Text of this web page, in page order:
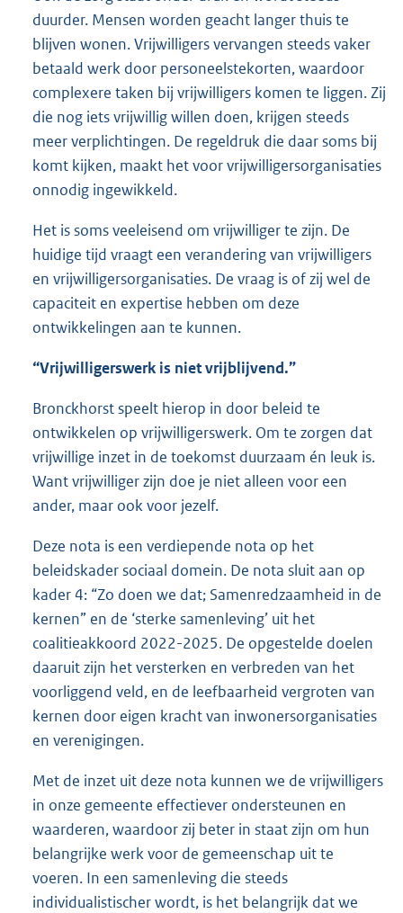
duurder. Mensen worden geacht langer thuis te
blijven wonen. Vrijwilligers vervangen steeds vaker
betaald werk door personeelstekorten, waardoor
complexere taken bij vrijwilligers komen te liggen. Zij
die nog iets vrijwillig willen doen, krijgen steeds
meer verplichtingen. De regeldruk die daar soms bij
komt kijken, maakt het voor vrijwilligersorganisaties
onnodig ingewikkeld.
Het is soms veeleisend om vrijwilliger te zijn. De
huidige tijd vraagt een verandering van vrijwilligers
en vrijwilligersorganisaties. De vraag is of zij wel de
capaciteit en expertise hebben om deze
ontwikkelingen aan te kunnen.
“Vrijwilligerswerk is niet vrijblijvend.”
Bronckhorst speelt hierop in door beleid te
ontwikkelen op vrijwilligerswerk. Om te zorgen dat
vrijwillige inzet in de toekomst duurzaam én leuk is.
Want vrijwilliger zijn doe je niet alleen voor een
ander, maar ook voor jezelf.
Deze nota is een verdiepende nota op het
beleidskader sociaal domein. De nota sluit aan op
kader 4: “Zo doen we dat; Samenredzaamheid in de
kernen” en de ‘sterke samenleving’ uit het
coalitieakkoord 2022-2025. De opgestelde doelen
daaruit zijn het versterken en verbreden van het
voorliggend veld, en de leefbaarheid vergroten van
kernen door eigen kracht van inwonersorganisaties
en verenigingen.
Met de inzet uit deze nota kunnen we de vrijwilligers
in onze gemeente effectiever ondersteunen en
waarderen, waardoor zij beter in staat zijn om hun
belangrijke werk voor de gemeenschap uit te
voeren. In een samenleving die steeds
individualistischer wordt, is het belangrijk dat we